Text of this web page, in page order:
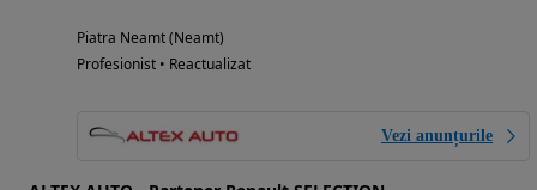
Piatra Neamt (Neamt)
Profesionist • Reactualizat
Vezi anunțurile